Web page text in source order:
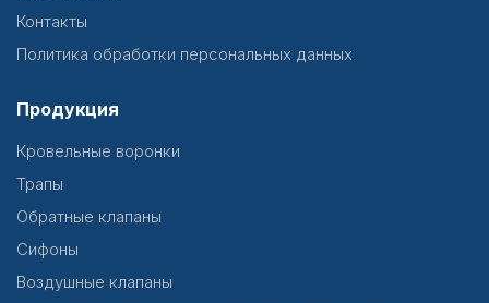
Контакты
Политика обработки персональных данных
Продукция
Кровельные воронки
Трапы
Обратные клапаны
Сифоны
Воздушные клапаны